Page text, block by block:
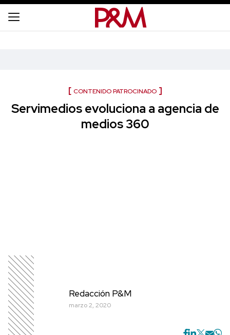
CONTENIDO PATROCINADO
Servimedios evoluciona a agencia de
medios 360
Redacción P&M
marzo 2, 2020